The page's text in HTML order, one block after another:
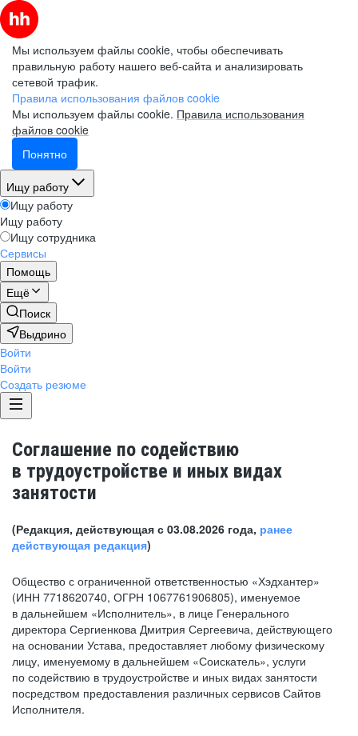
Мы используем файлы cookie, чтобы обеспечивать
правильную работу нашего веб-сайта и анализировать
сетевой трафик.
Правила использования файлов cookie
Мы используем файлы cookie. Правила использования
файлов cookie
Понятно
Ищу работу
Ищу работу
Ищу работу
Ищу сотрудника
Сервисы
Помощь
Ещё
Поиск
Выдрино
Войти
Войти
Создать резюме
Соглашение по содействию
в трудоустройстве и иных видах
занятости
(Редакция, действующая с 03.08.2026 года, ранее
действующая редакция)
Общество с ограниченной ответственностью «Хэдхантер»
(ИНН 7718620740, ОГРН 1067761906805), именуемое
в дальнейшем «Исполнитель», в лице Генерального
директора Сергиенкова Дмитрия Сергеевича, действующего
на основании Устава, предоставляет любому физическому
лицу, именуемому в дальнейшем «Соискатель», услуги
по содействию в трудоустройстве и иных видах занятости
посредством предоставления различных сервисов Сайтов
Исполнителя.